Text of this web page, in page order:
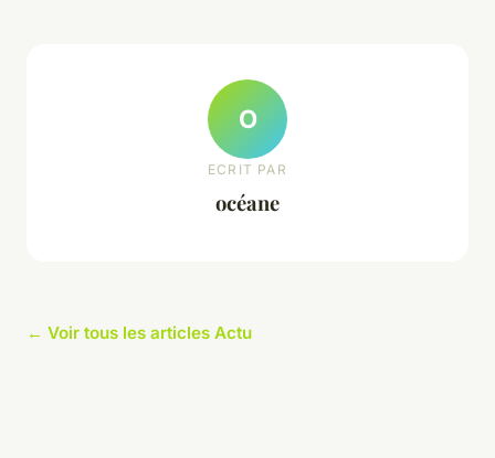
O
ECRIT PAR
océane
← Voir tous les articles Actu